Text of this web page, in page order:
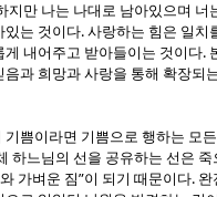
지만 나는 나대로 남아있으며 너
있는 것이다.사랑하는 힘은 일치
게 내어주고 받아들이는 것이다.
과 희망과 사랑을 통해 확장되
쁨이라면 기쁨으로 행하는 모
하느님의 선을 공유하는 선은 죽
가벼운 짐”이 되기 때문이다. 완